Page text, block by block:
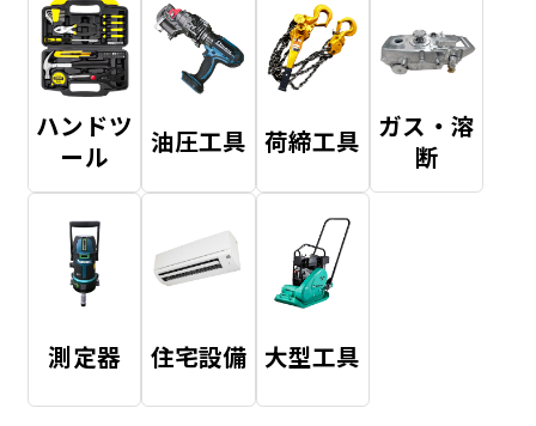
ハンドツ
ール
油圧工具 荷締工具 ガス・溶
断
測定器 住宅設備 大型工具